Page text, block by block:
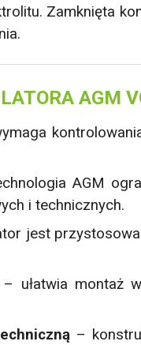
Zamknięta
AGM
AGM
i technicznych.
jest
– ułatwia montaż
–